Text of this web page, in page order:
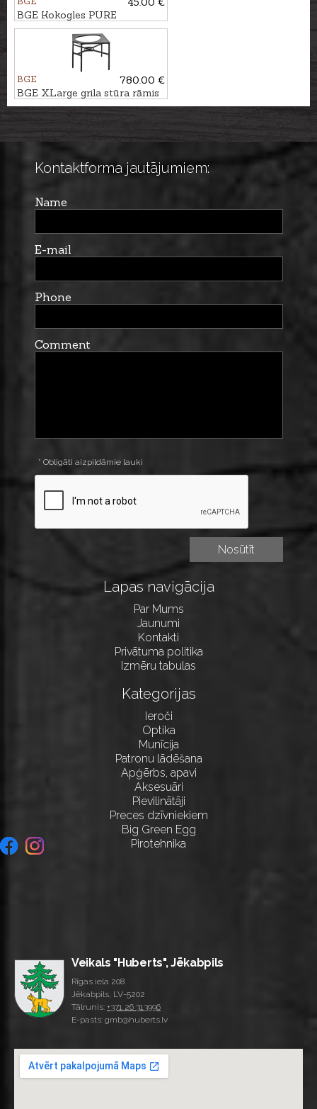
BGE Kokogles PURE
CHARCOAL, 9kg
BGE
780.00 €
BGE XLarge grila stūra rāmis
Kontaktforma jautājumiem:
Name
E-mail
Phone
Comment
* Obligāti aizpildāmie lauki
Lapas navigācija
Par Mums
Jaunumi
Kontakti
Privātuma politika
Izmēru tabulas
Kategorijas
Ieroči
Optika
Munīcija
Patronu lādēšana
Apģērbs, apavi
Aksesuāri
Pievilinātāji
Preces dzīvniekiem
Big Green Egg
Pirotehnika
Veikals "Huberts", Jēkabpils
Rīgas iela 208
Jēkabpils, LV-5202
Tālrunis: +371 26 313996
E-pasts: gmb@huberts.lv